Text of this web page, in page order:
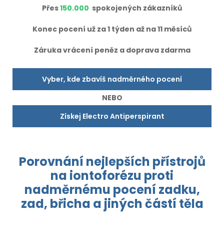
Přes150.000 spokojených zákazníků
Konec pocení už za 1 týden až na 11 měsíců
Záruka vrácení peněz a doprava zdarma
Vyber, kde zbavíš nadměrného pocení
NEBO
Získej Electro Antiperspirant
Porovnání nejlepších přístrojů
na iontoforézu proti
nadměrnému pocení zadku,
zad, břicha a jiných částí těla